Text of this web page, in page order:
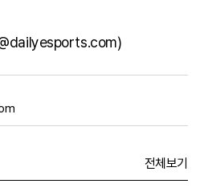
전체보기